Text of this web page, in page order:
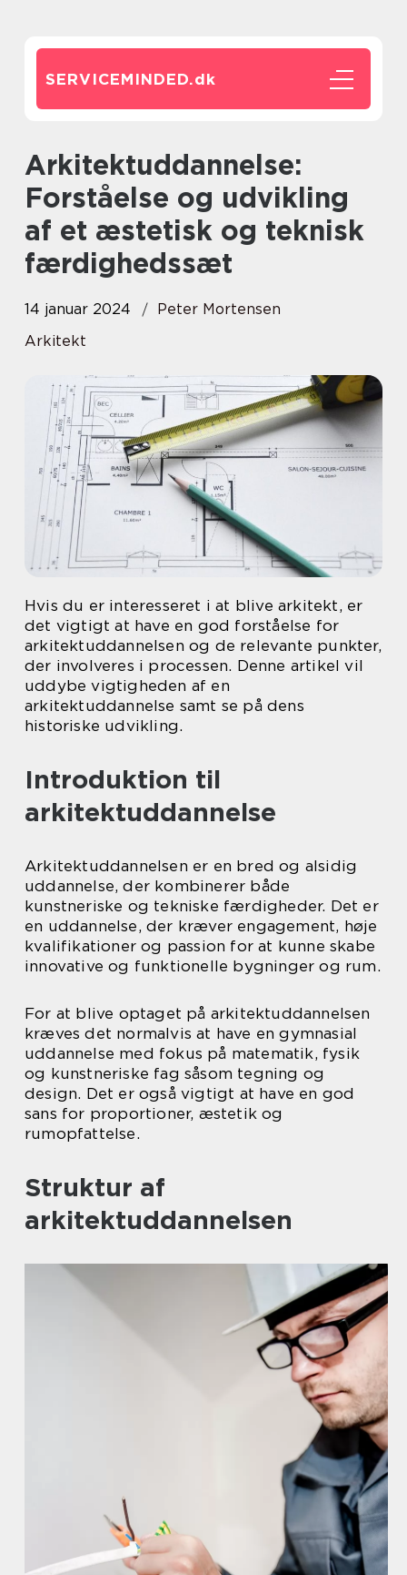
SERVICEMINDED.dk
Arkitektuddannelse:
Forståelse og udvikling
af et æstetisk og teknisk
færdighedssæt
14 januar 2024
Peter Mortensen
Arkitekt
Hvis du er interesseret i at blive arkitekt, er
det vigtigt at have en god forståelse for
arkitektuddannelsen og de relevante punkter,
der involveres i processen. Denne artikel vil
uddybe vigtigheden af en
arkitektuddannelse samt se på dens
historiske udvikling.
Introduktion til
arkitektuddannelse
Arkitektuddannelsen er en bred og alsidig
uddannelse, der kombinerer både
kunstneriske og tekniske færdigheder. Det er
en uddannelse, der kræver engagement, høje
kvalifikationer og passion for at kunne skabe
innovative og funktionelle bygninger og rum.
For at blive optaget på arkitektuddannelsen
kræves det normalvis at have en gymnasial
uddannelse med fokus på matematik, fysik
og kunstneriske fag såsom tegning og
design. Det er også vigtigt at have en god
sans for proportioner, æstetik og
rumopfattelse.
Struktur af
arkitektuddannelsen